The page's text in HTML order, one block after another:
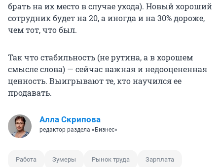
брать на их место в случае ухода). Новый хороший
сотрудник будет на 20, а иногда и на 30% дороже,
чем тот, что был.
Так что стабильность (не рутина, а в хорошем
смысле слова) — сейчас важная и недооцененная
ценность. Выигрывают те, кто научился ее
продавать.
Алла Скрипова
редактор раздела «Бизнес»
Работа Зумеры Рынок труда Зарплата